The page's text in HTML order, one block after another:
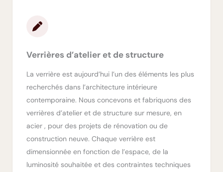
Verrières d’atelier et de structure
La verrière est aujourd’hui l’un des éléments les plus
recherchés dans l’architecture intérieure
contemporaine. Nous concevons et fabriquons des
verrières d’atelier et de structure sur mesure, en
acier , pour des projets de rénovation ou de
construction neuve. Chaque verrière est
dimensionnée en fonction de l’espace, de la
luminosité souhaitée et des contraintes techniques